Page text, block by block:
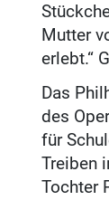
Mutter
erlebt.“
Das
des
für
Treiben
Tochter